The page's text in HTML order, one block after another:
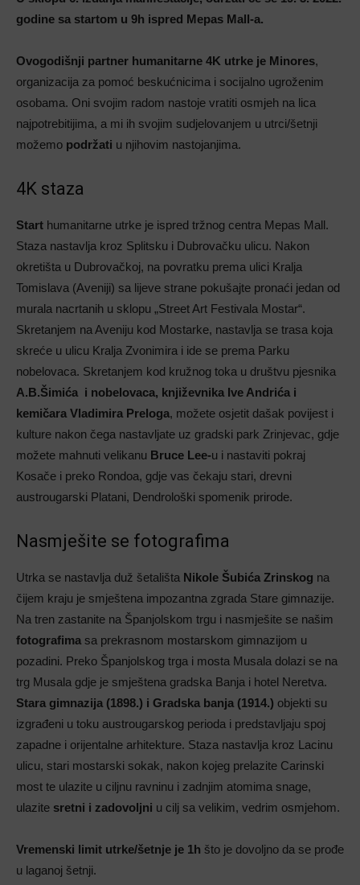
godine sa startom u 9h ispred Mepas Mall-a.
Ovogodišnji partner humanitarne 4K utrke je Minores,
organizacija za pomoć beskućnicima i socijalno ugroženim
osobama. Oni svojim radom nastoje vratiti osmjeh na lica
najpotrebitijima, a mi ih svojim sudjelovanjem u utrci/šetnji
možemo podržati u njihovim nastojanjima.
4K staza
Start humanitarne utrke je ispred tržnog centra Mepas Mall.
Staza nastavlja kroz Splitsku i Dubrovačku ulicu. Nakon
okretišta u Dubrovačkoj, na povratku prema ulici Kralja
Tomislava (Aveniji) sa lijeve strane pokušajte pronaći jedan od
murala nacrtanih u sklopu „Street Art Festivala Mostar“.
Skretanjem na Aveniju kod Mostarke, nastavlja se trasa koja
skreće u ulicu Kralja Zvonimira i ide se prema Parku
nobelovaca. Skretanjem kod kružnog toka u društvu pjesnika
A.B.Šimića i nobelovaca, književnika Ive Andrića i
kemičara Vladimira Preloga, možete osjetit dašak povijest i
kulture nakon čega nastavljate uz gradski park Zrinjevac, gdje
možete mahnuti velikanu Bruce Lee-u i nastaviti pokraj
Kosače i preko Rondoa, gdje vas čekaju stari, drevni
austrougarski Platani, Dendrološki spomenik prirode.
Nasmješite se fotografima
Utrka se nastavlja duž šetališta Nikole Šubića Zrinskog na
čijem kraju je smještena impozantna zgrada Stare gimnazije.
Na tren zastanite na Španjolskom trgu i nasmješite se našim
fotografima sa prekrasnom mostarskom gimnazijom u
pozadini. Preko Španjolskog trga i mosta Musala dolazi se na
trg Musala gdje je smještena gradska Banja i hotel Neretva.
Stara gimnazija (1898.) i Gradska banja (1914.) objekti su
izgrađeni u toku austrougarskog perioda i predstavljaju spoj
zapadne i orijentalne arhitekture. Staza nastavlja kroz Lacinu
ulicu, stari mostarski sokak, nakon kojeg prelazite Carinski
most te ulazite u ciljnu ravninu i zadnjim atomima snage,
ulazite sretni i zadovoljni u cilj sa velikim, vedrim osmjehom.
Vremenski limit utrke/šetnje je 1h što je dovoljno da se prođe
u laganoj šetnji.